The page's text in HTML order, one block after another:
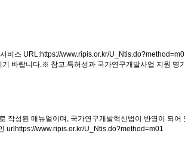
스 URL:https://www.ripis.or.kr/
바랍니다.※ 참고:특허성과 국가연구개발사업 지원 명
성된 매뉴얼이며, 국가연구개발혁신법이 반영이 되
urlhttps://www.ripis.or.kr/U_Ntis.do?method=m01